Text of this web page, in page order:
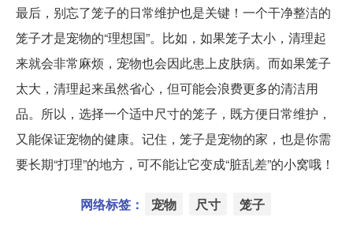
最后，别忘了笼子的日常维护也是关键！一个干净整洁的
笼子才是宠物的“理想国”。比如，如果笼子太小，清理起
来就会非常麻烦，宠物也会因此患上皮肤病。而如果笼子
太大，清理起来虽然省心，但可能会浪费更多的清洁用
品。所以，选择一个适中尺寸的笼子，既方便日常维护，
又能保证宠物的健康。记住，笼子是宠物的家，也是你需
要长期“打理”的地方，可不能让它变成“脏乱差”的小窝哦！
网络标签： 宠物 尺寸 笼子